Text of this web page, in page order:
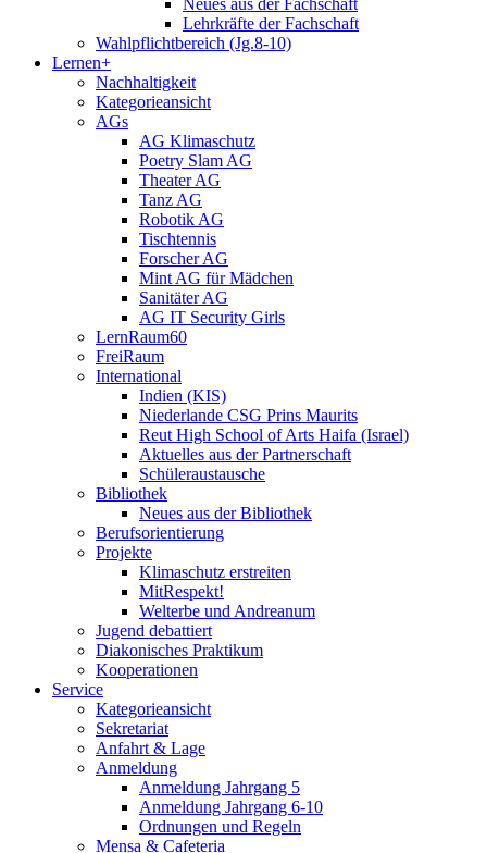
Lehrkräfte der Fachschaft
Wahlpflichtbereich (Jg.8-10)
Lernen+
Nachhaltigkeit
Kategorieansicht
AGs
AG Klimaschutz
Poetry Slam AG
Theater AG
Tanz AG
Robotik AG
Tischtennis
Forscher AG
Mint AG für Mädchen
Sanitäter AG
AG IT Security Girls
LernRaum60
FreiRaum
International
Indien (KIS)
Niederlande CSG Prins Maurits
Reut High School of Arts Haifa (Israel)
Aktuelles aus der Partnerschaft
Schüleraustausche
Bibliothek
Neues aus der Bibliothek
Berufsorientierung
Projekte
Klimaschutz erstreiten
MitRespekt!
Welterbe und Andreanum
Jugend debattiert
Diakonisches Praktikum
Kooperationen
Service
Kategorieansicht
Sekretariat
Anfahrt & Lage
Anmeldung
Anmeldung Jahrgang 5
Anmeldung Jahrgang 6-10
Ordnungen und Regeln
Mensa & Cafeteria